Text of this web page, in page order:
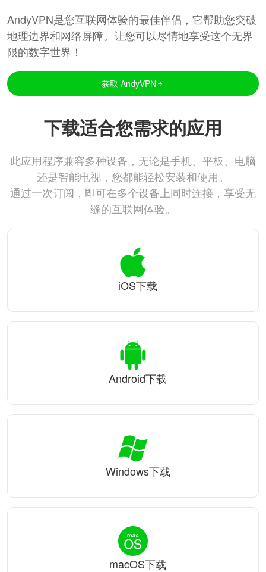
AndyVPN是您互联网体验的最佳伴侣，它帮助您突破
地理边界和网络屏障。让您可以尽情地享受这个无界
限的数字世界！
获取 AndyVPN
下载适合您需求的应用
此应用程序兼容多种设备，无论是手机、平板、电脑
还是智能电视，您都能轻松安装和使用。
通过一次订阅，即可在多个设备上同时连接，享受无
缝的互联网体验。
iOS下载
Android下载
Windows下载
macOS下载